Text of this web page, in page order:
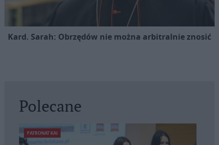
Kard. Sarah: Obrzędów nie można arbitralnie znosić
Polecane
PATRONAT KAI